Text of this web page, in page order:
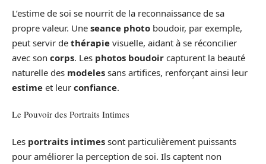
L’estime de soi se nourrit de la reconnaissance de sa
propre valeur. Une seance photo boudoir, par exemple,
peut servir de thérapie visuelle, aidant à se réconcilier
avec son corps. Les photos boudoir capturent la beauté
naturelle des modeles sans artifices, renforçant ainsi leur
estime et leur confiance.
Le Pouvoir des Portraits Intimes
Les portraits intimes sont particulièrement puissants
pour améliorer la perception de soi. Ils captent non